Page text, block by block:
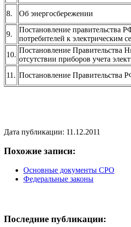
8.
Об энергосбережении
9.
Постановление правительства
потребителей к электрическим
10.
Постановление Правительства
отсутствии приборов учета
11. Постановление Правительства
Дата публикации: 11.12.2011
Похожие записи:
Основные документы СРО
Федеральные законы
Последние публикации: